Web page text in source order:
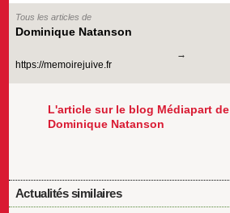
Tous les articles de
Dominique Natanson
https://memoirejuive.fr
L'article sur le blog Médiapart de
Dominique Natanson
Actualités similaires